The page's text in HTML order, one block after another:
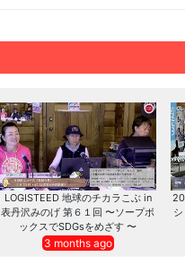
LOGISTEED 地球のチカラこぶ in
表丹沢みのげ 第６１回 〜ソープボ
ックスでSDGsをめざす 〜
3 months ago